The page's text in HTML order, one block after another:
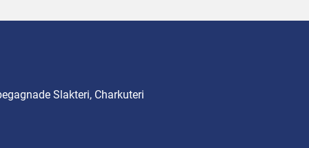
Slakteri, Charkuteri